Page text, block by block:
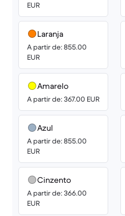
EUR
Laranja
A partir de: 855.00
EUR
Amarelo
A partir de: 367.00 EUR
Azul
A partir de: 855.00
EUR
Cinzento
A partir de: 366.00
EUR